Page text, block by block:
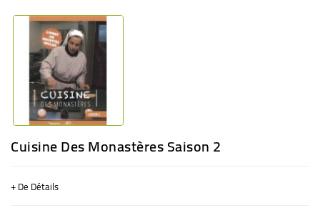
Cuisine Des Monastères Saison 2
+ De Détails